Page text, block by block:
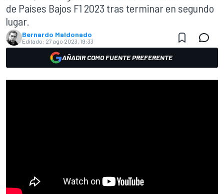
de Países Bajos F1 2023 tras terminar en segundo
lugar.
Bernardo Maldonado
Editado: 27 ago 2023, 19:33
AÑADIR COMO FUENTE PREFERENTE